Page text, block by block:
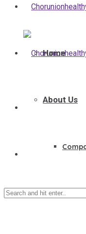
Home
About Us